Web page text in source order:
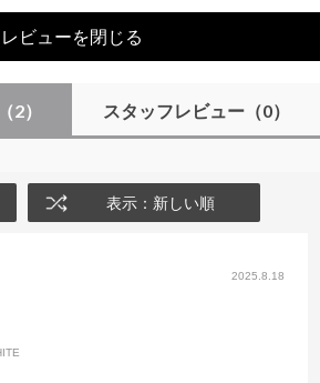
レビューを閉じる
（2） スタッフレビュー（0）
表示：新しい順
2025.8.18